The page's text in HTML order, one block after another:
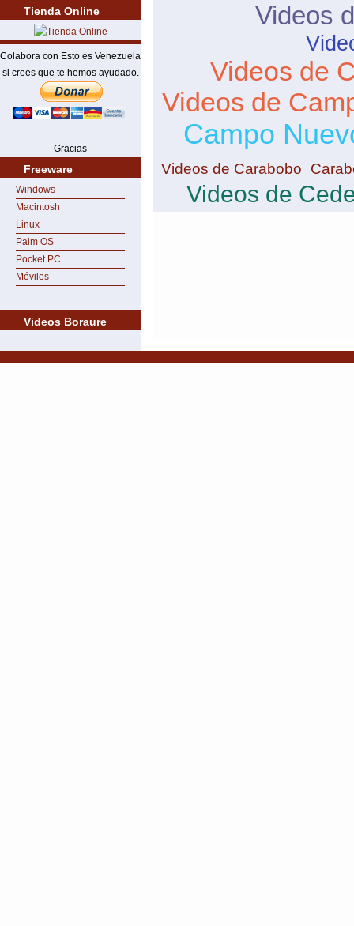
Tienda Online
Colabora con Esto es Venezuela
si crees que te hemos ayudado.
Gracias
Freeware
Windows
Macintosh
Linux
Palm OS
Pocket PC
Móviles
Videos Boraure
Videos
Videos de
Videos de
Campo
Videos de Carabobo
Videos de